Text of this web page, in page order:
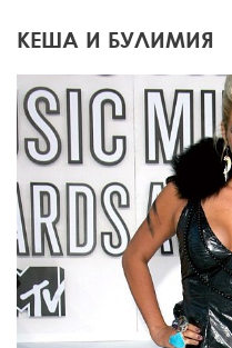
КЕША И БУЛИМИЯ